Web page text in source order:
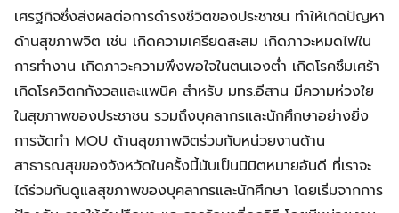
เศรฐกิจซึ่งส่งผลต่อการดำรงชีวิตของประชาชน ทำให้เกิดปัญหา
ด้านสุขภาพจิต เช่น เกิดความเครียดสะสม เกิดภาวะหมดไฟใน
การทำงาน เกิดภาวะความพึงพอใจในตนเองต่ำ เกิดโรคซึมเศร้า
เกิดโรควิตกกังวลและแพนิค สำหรับ มทร.อีสาน มีความห่วงใย
ในสุขภาพของประชาชน รวมถึงบุคลากรและนักศึกษาอย่างยิ่ง
การจัดทำ MOU ด้านสุขภาพจิตร่วมกับหน่วยงานด้าน
สาธารณสุขของจังหวัดในครั้งนี้นับเป็นนิมิตหมายอันดี ที่เราจะ
ได้ร่วมกันดูแลสุขภาพของบุคลากรและนักศึกษา โดยเริ่มจากการ